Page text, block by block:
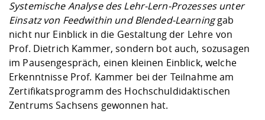
Vorbereitung
Checkliste zum
Studien- und
und Physik
Studieren in
Lebenslagen
Studentenwerk
Career Service
Lehren,
Weiterbilden im
Formulare und
Formulare und
FIS -
Prototyping und
Gründung und
Kontakt &
Klimaschutz &
Gremien und
Informatik/
Landbau/
Maschinenbau
Angebote für Unternehmen
Kontakt und Anfahrt
Qualitätssicherung
Systemische Analyse des Lehr-Lern-Prozesses unter
Einsatz von Feedwithin und Blended-Learninggab
nicht nur Einblick in die Gestaltung der Lehre von
Prof. Dietrich Kammer, sondern bot auch, sozusagen
im Pausengespräch, einen kleinen Einblick, welche
Erkenntnisse Prof. Kammer bei der Teilnahme am
Zertifikatsprogramm des Hochschuldidaktischen
Zentrums Sachsens gewonnen hat.